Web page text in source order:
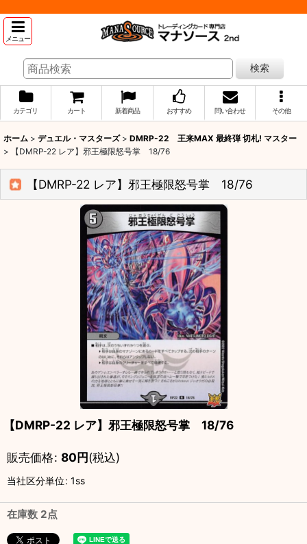
メニュー
検索
カテゴリ カート 新着商品 おすすめ 問い合わせ その他
ホーム > デュエル・マスターズ > DMRP-22 王来MAX 最終弾 切札! マスター
>
【DMRP-22 レア】邪王極限怒号掌 18/76
【DMRP-22 レア】邪王極限怒号掌 18/76
【DMRP-22 レア】邪王極限怒号掌 18/76
販売価格: 80円(税込)
当社区分単位: 1ss
在庫数 2点